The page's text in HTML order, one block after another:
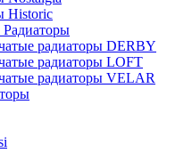
Historic
радиаторы DERBY
радиаторы LOFT
радиаторы VELAR